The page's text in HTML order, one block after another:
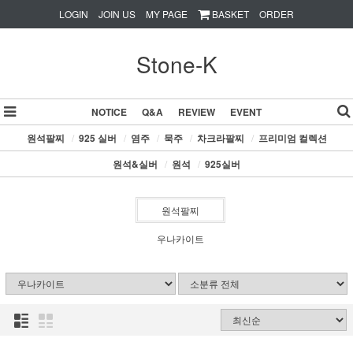
LOGIN JOIN US MY PAGE BASKET ORDER
Stone-K
NOTICE Q&A REVIEW
EVENT
원석팔찌 / 925 실버 / 염주 / 묵주 / 차크라팔찌 / 프리미엄 컬렉션
원석&실버 / 원석 / 925실버
원석팔찌
우나카이트